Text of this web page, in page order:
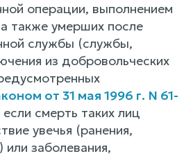
операции, выполнением
также умерших после
службы (службы,
из добровольческих
от 31 мая 1996 г. N 61-
смерть таких лиц
увечья (ранения,
или заболевания,